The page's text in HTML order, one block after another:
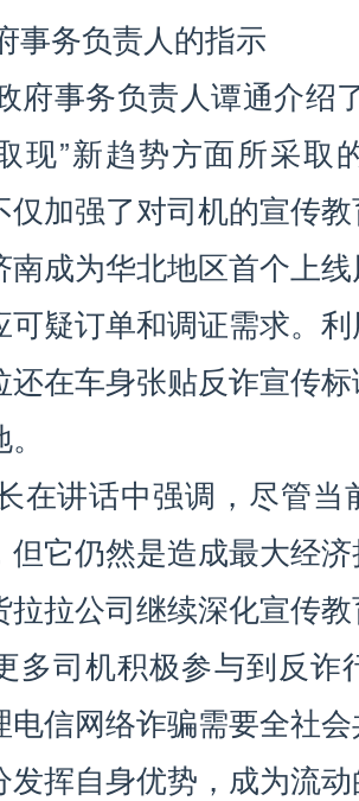
事务负责人的指示
府事务负责人谭通介绍
现”新趋势方面所采取
仅加强了对司机的宣传
南成为华北地区首个上
可疑订单和调证需求。
还在车身张贴反诈宣传
在讲话中强调，尽管当
但它仍然是造成最大经
拉拉公司继续深化宣传
多司机积极参与到反诈
电信网络诈骗需要全社
发挥自身优势，成为流